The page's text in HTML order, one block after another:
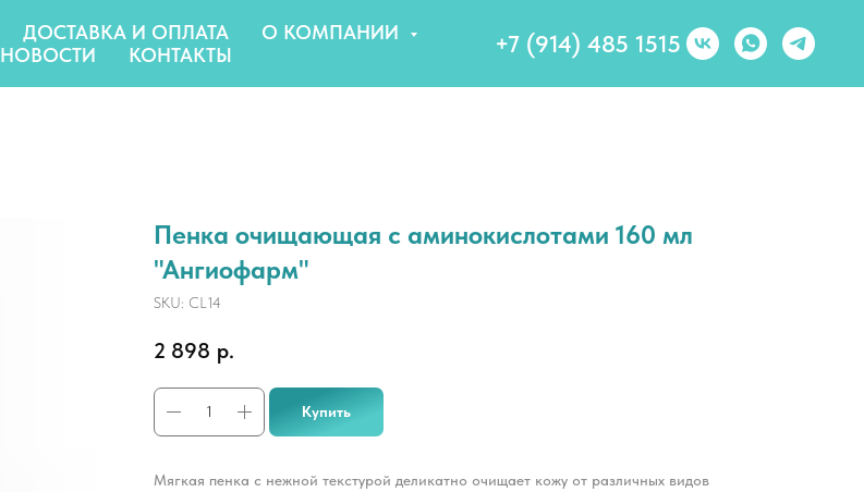
ДОСТАВКА И ОПЛАТА
О КОМПАНИИ
НОВОСТИ
КОНТАКТЫ +7 (914) 485 1515
Пенка очищающая с аминокислотами 160 мл
"Ангиофарм"
SKU: CL14
2 898 р.
Купить
Мягкая пенка с нежной текстурой деликатно очищает кожу от различных видов